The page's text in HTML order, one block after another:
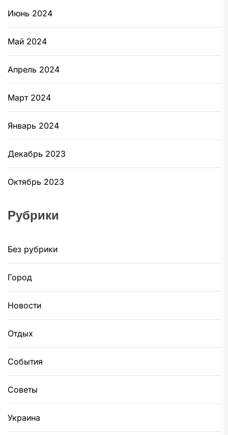
Июнь 2024
Май 2024
Апрель 2024
Март 2024
Январь 2024
Декабрь 2023
Октябрь 2023
Рубрики
Без рубрики
Город
Новости
Отдых
События
Советы
Украина